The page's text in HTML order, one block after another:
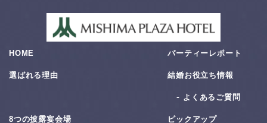
HOME
選ばれる理由
8つの披露宴会場
パーティーレポート
結婚お役⽴ち情報
よくあるご質問
ピックアップ